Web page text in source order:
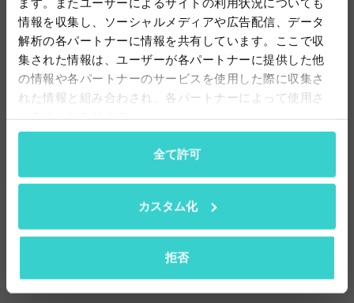
情報を収集し、ソーシャルメディアや広告配信、データ
解析の各パートナーに情報を共有しています。ここで収
集された情報は、ユーザーが各パートナーに提供した他
の情報や各パートナーのサービスを使用した際に収集さ
れた情報と組み合わされ、各パートナーによって使用さ
全て許可
カスタム化
拒否
会社名
「送信」をクリックすることで、当社のプライバシーポリシーに同意
し、メールの送信を許可したことになります。プライバシーポリシー